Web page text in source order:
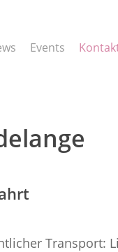
Events
Transport: